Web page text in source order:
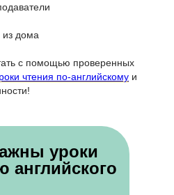
из дома
с помощью проверенных
чтения по-английскому и
уроки
английского